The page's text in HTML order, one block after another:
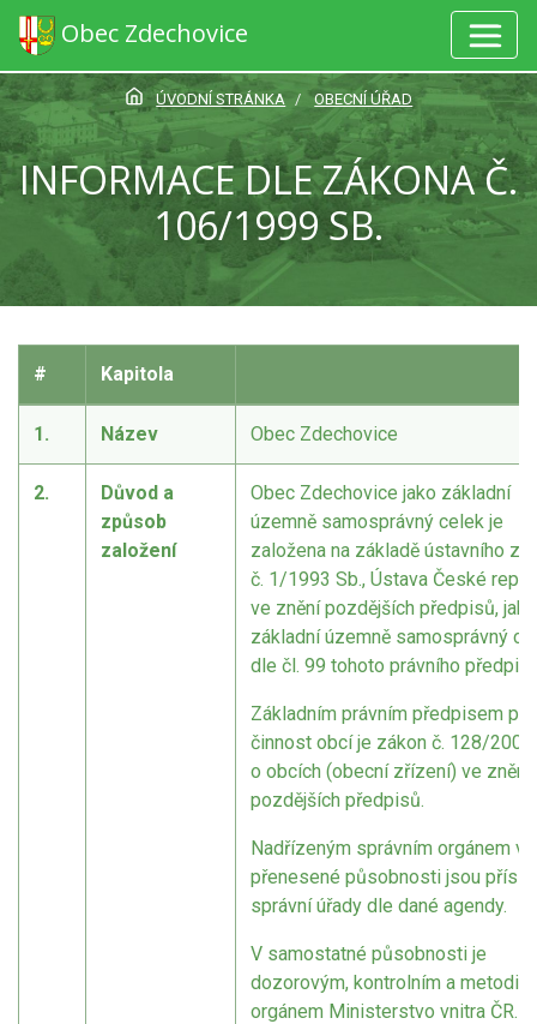
Obec Zdechovice
ÚVODNÍ STRÁNKA OBECNÍ ÚŘAD
INFORMACE DLE ZÁKONA Č.
106/1999 SB.
# Kapitola
1. Název Obec Zdechovice
2.
Důvod a
způsob
založení
Obec Zdechovice jako základní
územně samosprávný celek je
založena na základě ústavního
č. 1/1993 Sb., Ústava České
ve znění pozdějších předpisů, jako
základní územně samosprávný
dle čl. 99 tohoto právního
Základním právním předpisem pro
činnost obcí je zákon č. 128/2000
o obcích (obecní zřízení) ve znění
pozdějších předpisů.
Nadřízeným správním orgánem v
přenesené působnosti jsou
správní úřady dle dané agendy.
V samostatné působnosti je
dozorovým, kontrolním a
orgánem Ministerstvo vnitra ČR.